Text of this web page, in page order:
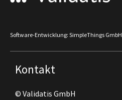
Software-Entwicklung: SimpleThings GmbH
Kontakt
© Validatis GmbH